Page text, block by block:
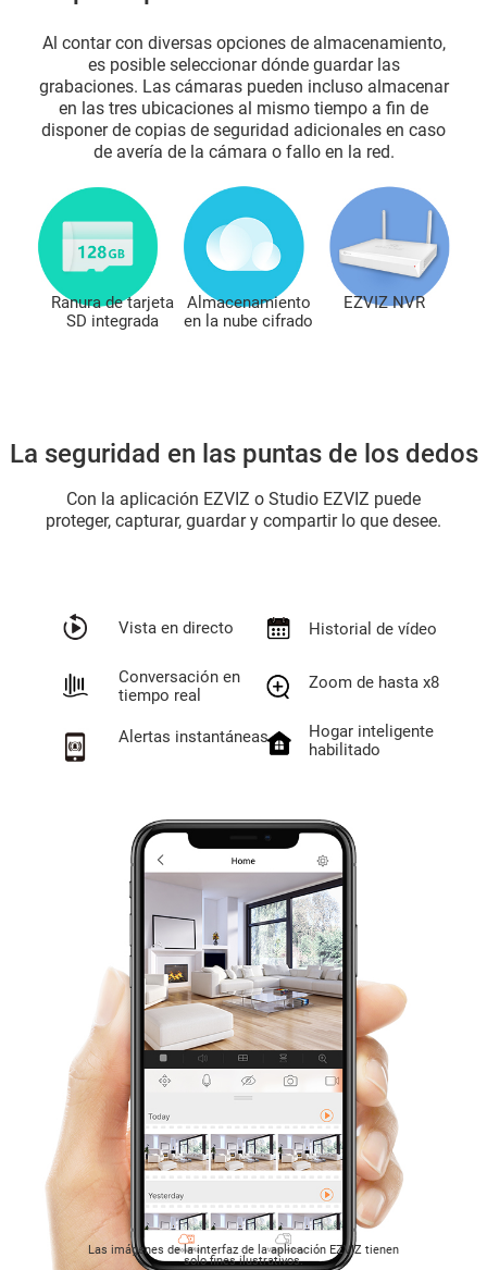
Al contar con diversas opciones de almacenamiento,
es posible seleccionar dónde guardar las
grabaciones. Las cámaras pueden incluso almacenar
en las tres ubicaciones al mismo tiempo a fin de
disponer de copias de seguridad adicionales en caso
de avería de la cámara o fallo en la red.
Ranura de tarjeta
SD integrada
Almacenamiento
en la nube cifrado
EZVIZ NVR
La seguridad en las puntas de los dedos
Con la aplicación EZVIZ o Studio EZVIZ puede
proteger, capturar, guardar y compartir lo que desee.
Vista en directo
Conversación en
tiempo real
Alertas instantáneas
Historial de vídeo
Zoom de hasta x8
Hogar inteligente
habilitado
Las imágenes de la interfaz de la aplicación EZVIZ tienen
solo fines ilustrativos.